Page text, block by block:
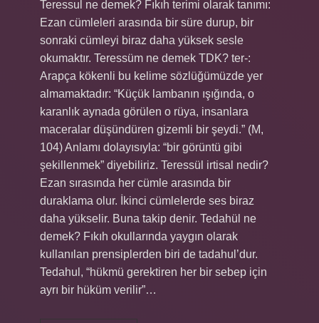
Teressul ne demek? Fıkıh terimi olarak tanımı:
Ezan cümleleri arasında bir süre durup, bir
sonraki cümleyi biraz daha yüksek sesle
okumaktır. Teressüm ne demek TDK? ter-:
Arapça kökenli bu kelime sözlüğümüzde yer
almamaktadır: “Küçük lambanın ışığında, o
karanlık aynada görülen o rüya, insanlara
maceralar düşündüren gizemli bir şeydi.” (M,
104) Anlamı dolayısıyla: “bir görüntü gibi
şekillenmek” diyebiliriz. Teressül irtisal nedir?
Ezan sırasında her cümle arasında bir
duraklama olur. İkinci cümlelerde ses biraz
daha yükselir. Buna takip denir. Tedahül ne
demek? Fıkıh okullarında yaygın olarak
kullanılan prensiplerden biri de tadahul’dur.
Tedahul, “hükmü gerektiren her bir sebep için
ayrı bir hüküm verilir”…